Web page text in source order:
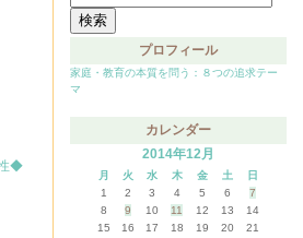
◆
索:
プロフィール
家庭・教育の本質を問う：８つの追求テー
マ
カレンダー
2014年12月
月 火 水 木 金 土
日
1
2 3 4 5 6
7
8
9 10 11 12 13
14
15
16 17 18 19 20
21